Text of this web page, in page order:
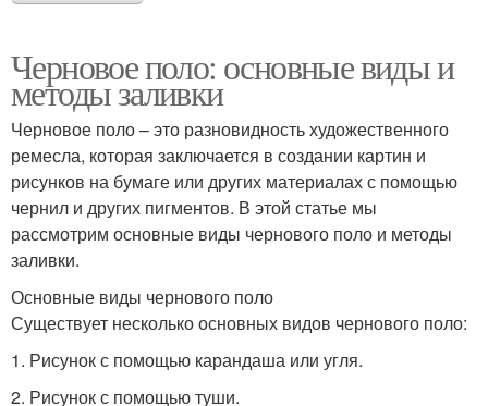
Черновое поло: основные виды и
методы заливки
Черновое поло – это разновидность художественного
ремесла, которая заключается в создании картин и
рисунков на бумаге или других материалах с помощью
чернил и других пигментов. В этой статье мы
рассмотрим основные виды чернового поло и методы
заливки.
Основные виды чернового поло
Существует несколько основных видов чернового поло:
1. Рисунок с помощью карандаша или угля.
2. Рисунок с помощью туши.